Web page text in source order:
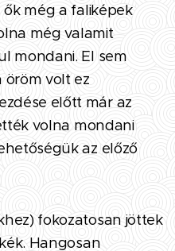
még a faliképek
még valamit
mondani. El sem
öröm volt ez
előtt már az
volna mondani
az előző
fokozatosan jöttek
Hangosan